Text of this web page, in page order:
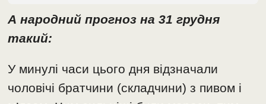
А народний прогноз на 31 грудня
такий:
У минулі часи цього дня відзначали
чоловічі братчини (складчини) з пивом і